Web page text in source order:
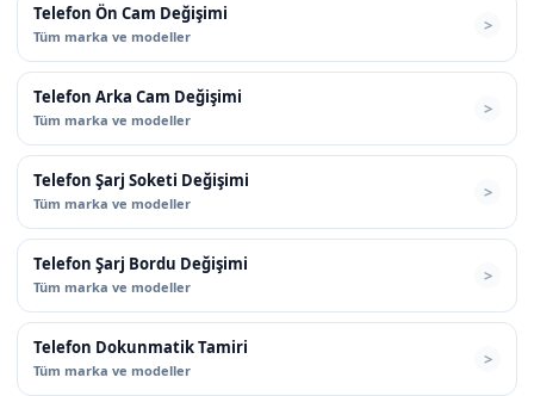
Telefon Ön Cam Değişimi
Tüm marka ve modeller
Telefon Arka Cam Değişimi
Tüm marka ve modeller
Telefon Şarj Soketi Değişimi
Tüm marka ve modeller
Telefon Şarj Bordu Değişimi
Tüm marka ve modeller
Telefon Dokunmatik Tamiri
Tüm marka ve modeller